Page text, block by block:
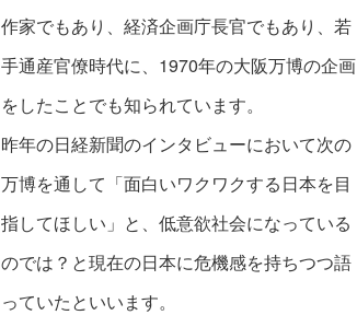
作家でもあり、経済企画庁長官でもあり、 若
手通産官僚時代に、1970年の大阪万博の企画
をしたことでも知られています。
昨年の日経新聞のインタビューにおいて次の
万博を通して「面白いワクワクする日本を目
指してほしい」と、低意欲社会になっている
のでは？と現在の日本に危機感を持ちつつ語
っていたといいます。